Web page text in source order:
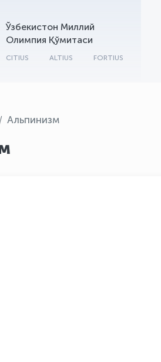
Ўзбекистон Миллий
Олимпия Қўмитаси
CITIUS ALTIUS FORTIUS
Альпинизм